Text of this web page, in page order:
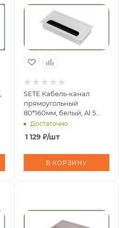
SETE Кабель-канал
прямоугольный
80*160мм, белый, Al 5
шт/80шт/кор PK-80160-10
Достаточно
1 129₽/шт
В КОРЗИНУ